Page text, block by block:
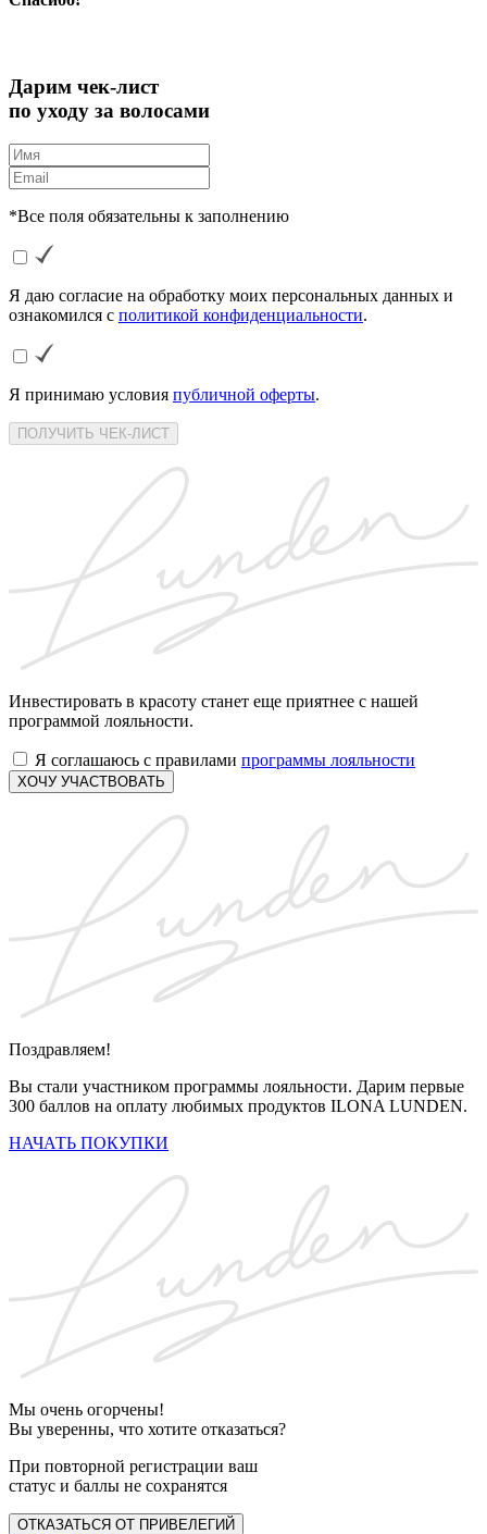
Дарим чек-лист
по уходу за волосами
*Все поля обязательны к заполнению
Я даю согласие на обработку моих персональных данных и
ознакомился с политикой конфиденциальности.
Я принимаю условия публичной оферты.
ПОЛУЧИТЬ ЧЕК-ЛИСТ
Инвестировать в красоту станет еще приятнее с нашей
программой лояльности.
Я соглашаюсь с правилами программы лояльности
ХОЧУ УЧАСТВОВАТЬ
Поздравляем!
Вы стали участником программы лояльности. Дарим первые
300 баллов на оплату любимых продуктов ILONA LUNDEN.
НАЧАТЬ ПОКУПКИ
Мы очень огорчены!
Вы уверенны, что хотите отказаться?
При повторной регистрации ваш
статус и баллы не сохранятся
ОТКАЗАТЬСЯ ОТ ПРИВЕЛЕГИЙ